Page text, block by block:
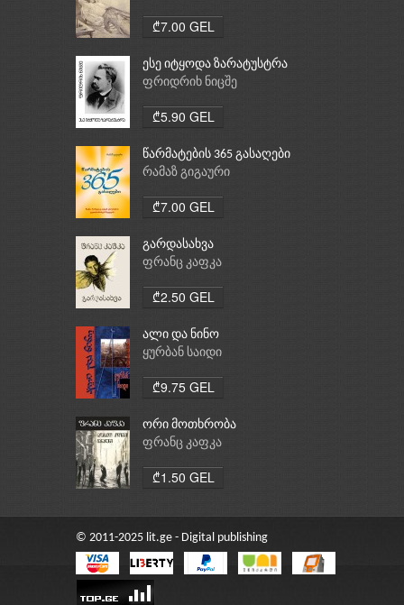
₾7.00 GEL
ესე იტყოდა ზარატუსტრა
ფრიდრიხ ნიცშე
₾5.90 GEL
წარმატების 365 გასაღები
რამაზ გიგაური
₾7.00 GEL
გარდასახვა
ფრანც კაფკა
₾2.50 GEL
ალი და ნინო
ყურბან საიდი
₾9.75 GEL
ორი მოთხრობა
ფრანც კაფკა
₾1.50 GEL
© 2011-2025 lit.ge - Digital publishing